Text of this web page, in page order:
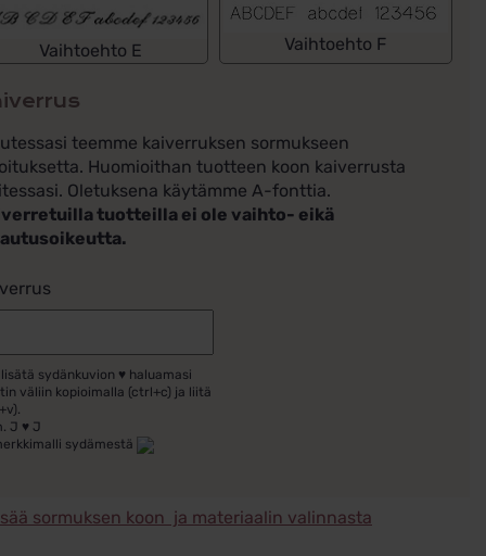
Vaihtoehto E Vaihtoehto F
teemme kaiverruksen sormukseen
Huomioithan tuotteen koon kaiverrusta
Oletuksena käytämme A-fonttia.
tuotteilla ei ole vaihto- eikä
sydänkuvion ♥ haluamasi
väliin kopioimalla (ctrl+c) ja liitä
J ♥ J
sydämestä
sormuksen koon ja materiaalin valinnasta